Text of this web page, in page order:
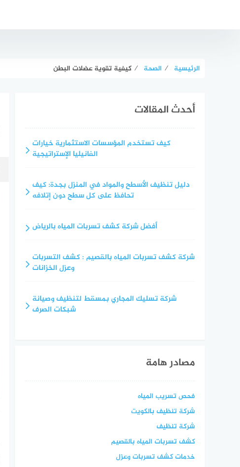
الرئيسية ⁄ الصحة ⁄ كيفية تقوية عضلات البطن
أحدث المقالات
كيف تستخدم المؤسسات الاستثمارية خيارات
الفانيليا الإستراتيجية
دليل تنظيف الأسطح والمواد في المنزل بجدة: كيف
تحافظ على كل سطح دون إتلافه
أفضل شركة كشف تسربات المياه بالرياض
شركة كشف تسربات المياه بالقصيم : كشف التسربات
وعزل الخزانات
شركة تسليك المجاري بمسقط لتنظيف وصيانة
شبكات الصرف
مصادر هامة
فحص تسريب المياه
شركة تنظيف بالكويت
شركة تنظيف
كشف تسربات المياه بالقصيم
خدمات كشف تسربات وعزل